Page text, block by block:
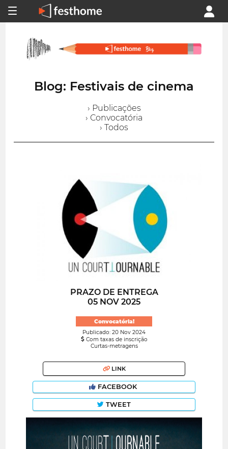
Blog: Festivais de cinema
› Publicações
› Convocatória
› Todos
PRAZO DE ENTREGA
05 NOV 2025
Convocatória!
Publicado: 20 Nov 2024
Com taxas de inscrição
Curtas-metragens
LINK
FACEBOOK
TWEET